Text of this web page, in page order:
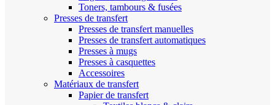
Toners, tambours & fusées
Presses de transfert
Presses de transfert manuelles
Presses de transfert automatiques
Presses à mugs
Presses à casquettes
Accessoires
Matériaux de transfert
Papier de transfert